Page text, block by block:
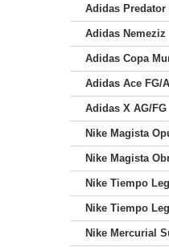
Adidas Predator
Adidas Nemeziz
Adidas Copa
Adidas Ace FG/
Adidas X AG/FG
Nike Magista
Nike Magista
Nike Tiempo
Nike Tiempo
Nike Mercurial